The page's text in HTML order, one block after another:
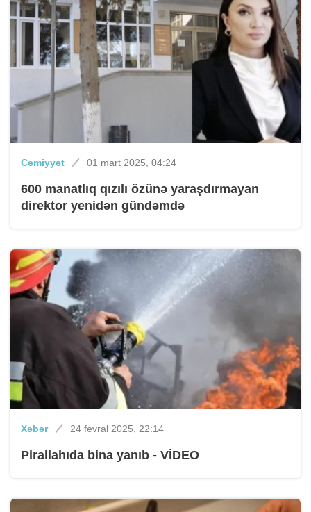
Cəmiyyət 01 mart 2025, 04:24
600 manatlıq qızılı özünə yaraşdırmayan
direktor yenidən gündəmdə
Xəbər 24 fevral 2025, 22:14
Pirallahıda bina yanıb - VİDEO